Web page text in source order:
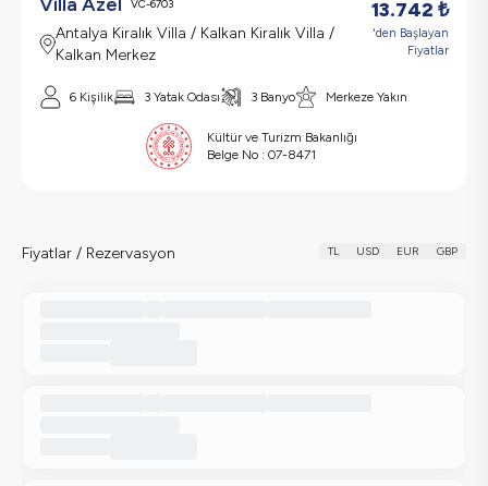
VC-6703
Antalya Kiralık Villa / Kalkan Kiralık Villa /
Kalkan Merkez
13.742 ₺
'den Başlayan
Fiyatlar
6 Kişilik 3 Yatak Odası 3 Banyo Merkeze Yakın
Kültür ve Turizm Bakanlığı
Belge No : 07-8471
Fiyatlar / Rezervasyon TL USD EUR GBP